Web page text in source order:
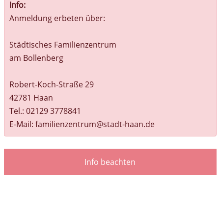
Info:
Anmeldung erbeten über:
Städtisches Familienzentrum
am Bollenberg
Robert-Koch-Straße 29
42781 Haan
Tel.: 02129 3778841
E-Mail: familienzentrum@stadt-haan.de
Info beachten